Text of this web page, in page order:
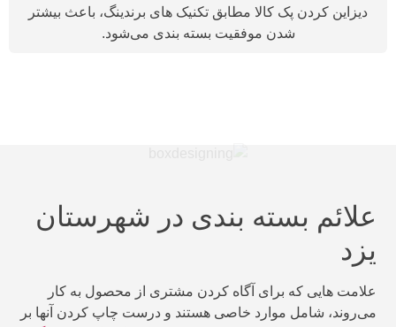
دیزاین کردن پک کالا مطابق تکنیک های برندینگ، باعث بیشتر
شدن موفقیت بسته بندی می‌شود.
علائم بسته بندی در شهرستان
یزد
علامت هایی که برای آگاه کردن مشتری از محصول به کار
می‌روند، شامل موارد خاصی هستند و درست چاپ کردن آنها بر